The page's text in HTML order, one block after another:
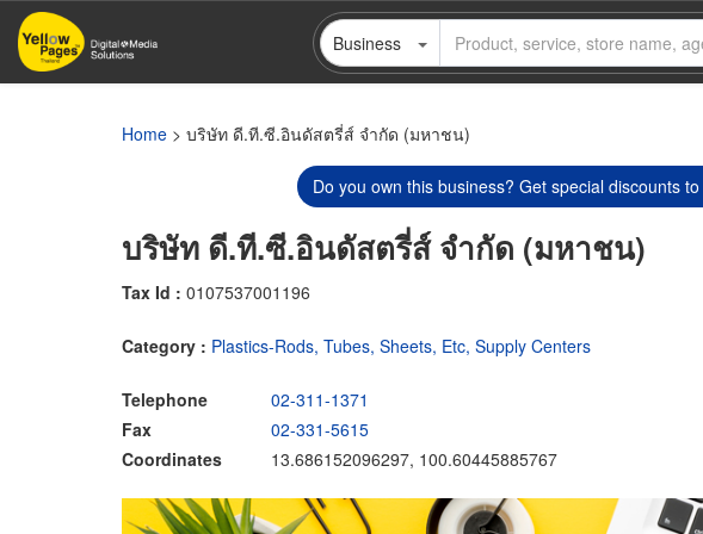
Skip
main
Business
Home > บริษัท ดี.ที.ซี.อินดัสตรี่ส์ จำกัด (มหาชน)
Do you own this business? Get special discounts
บริษัท ดี.ที.ซี.อินดัสตรี่ส์ จำกัด (มหาชน)
Tax Id : 0107537001196
Category : Plastics-Rods, Tubes, Sheets, Etc, Supply Centers
Telephone
02-311-1371
Fax
02-331-5615
Coordinates
13.686152096297, 100.60445885767